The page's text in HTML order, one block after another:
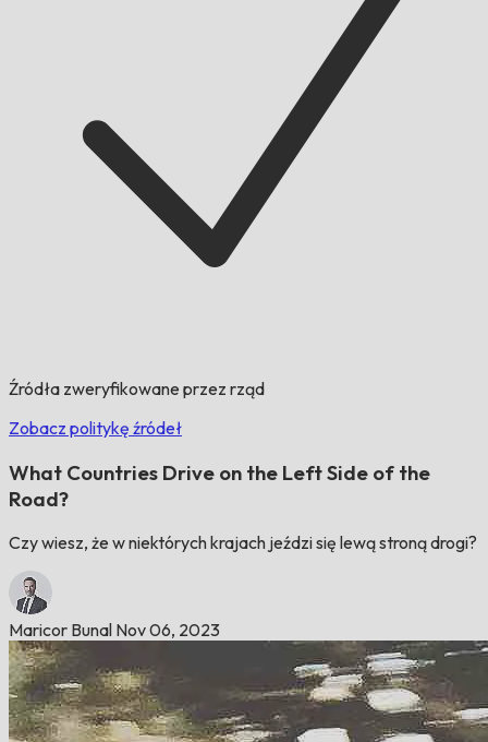
Źródła zweryfikowane przez rząd
Zobacz politykę źródeł
What Countries Drive on the Left Side of the
Road?
Czy wiesz, że w niektórych krajach jeździ się lewą stroną drogi?
Maricor Bunal Nov 06, 2023